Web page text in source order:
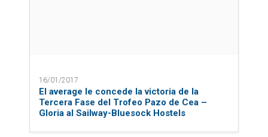
16/01/2017
El average le concede la victoria de la
Tercera Fase del Trofeo Pazo de Cea –
Gloria al Sailway-Bluesock Hostels